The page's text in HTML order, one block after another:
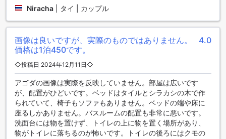
豊かな景観に囲まれています。特に、ラーントーン国立公園
（コン川）は、緑豊かな自然と清流が織りなす絶景を楽しめ
る場所であり、ハイキングやピクニックに最適です。また、
ドイ ナンノン ビューポイントからは、壮大な山々と美しい日
の出を望むことができ、訪れる人々に忘れられない思い出を
提供します。
周辺のおすすめレストラン
ザ・グリーンシーズンリゾートチェンライの周辺には、多彩
な料理を楽しめるレストランが点在しています。タイの伝統
的な味を堪能できるImm Pochanaや、地元で人気のKhao Soi
Pa Nang Kham、さらにNangmuan Kinlum Restaurantや
Lamduan noodleでは、地元の味わい深い麺料理やタイ料理を
Niracha タイ | カップル
画像は良いですが、実際のものではありません。
価格は1泊450です。
4.0
◇投稿日 2024年12月11日◇
アゴダの画像は実際を反映していません。部屋は広いです
が、配置がひどいです。ベッドはタイルとシラカシの木で作
られていて、椅子もソファもありません。ベッドの端や床に
座るしかありません。バスルームの配置も非常に悪いです。
洗面台には物を置けず、トイレの上に物を置く場所があり、
物がトイレに落ちるのが怖いです。トイレの後ろにはクモの